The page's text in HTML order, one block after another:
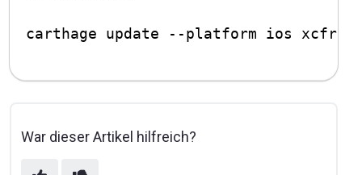
War dieser Artikel hilfreich?